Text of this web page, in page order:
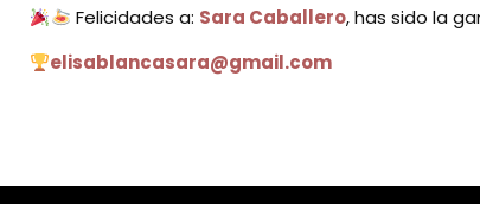
Felicidades a: Sara Caballero, has sido la
elisablancasara@gmail.com